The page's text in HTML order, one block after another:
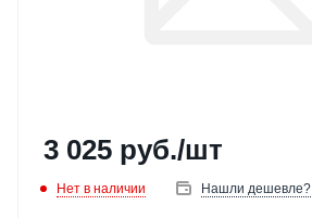
3 025 руб./шт
Нет в наличии Нашли дешевле?